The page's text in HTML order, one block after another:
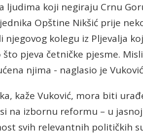
ljudima koji negiraju Crnu
Opštine Nikšić prije
njegovog kolegu iz Pljevalja
pjeva četničke pjesme.
njima - naglasio je
kaže Vuković, mora biti
na izbornu reformu – u
svih relevantnih političkih